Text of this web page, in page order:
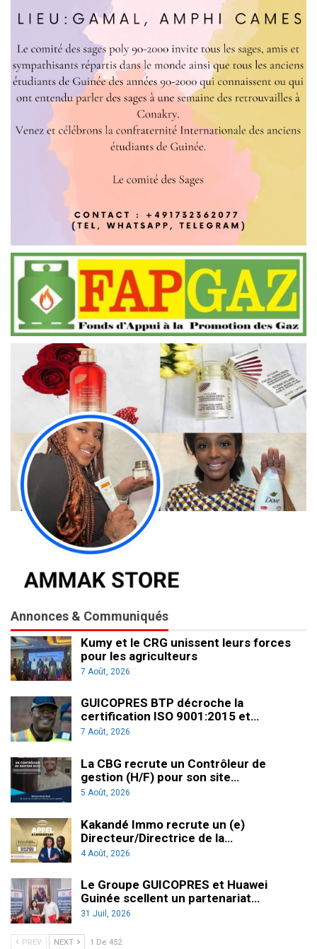
Annonces & Communiqués
Kumy et le CRG unissent leurs forces
pour les agriculteurs
7 Août, 2026
GUICOPRES BTP décroche la
certification ISO 9001:2015 et…
7 Août, 2026
La CBG recrute un Contrôleur de
gestion (H/F) pour son site…
5 Août, 2026
Kakandé Immo recrute un (e)
Directeur/Directrice de la…
4 Août, 2026
Le Groupe GUICOPRES et Huawei
Guinée scellent un partenariat…
31 Juil, 2026
PREV NEXT 1 De 452